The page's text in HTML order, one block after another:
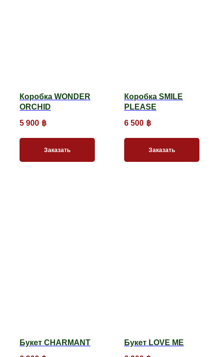
Коробка WONDER
ORCHID
5 900 ฿
Заказать
Коробка SMILE
PLEASE
6 500 ฿
Заказать
Букет CHARMANT
Букет LOVE ME